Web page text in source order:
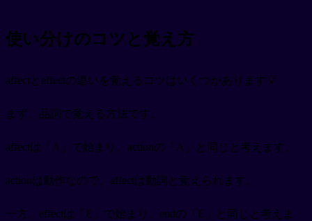
使い分けのコツと覚え方
affectとeffectの違いを覚えるコツはいくつかあります💡
まず、品詞で覚える方法です。
affectは「A」で始まり、actionの「A」と同じと考えます。
actionは動作なので、affectは動詞と覚えられます。
一方、effectは「E」で始まり、endの「E」と同じと考えま